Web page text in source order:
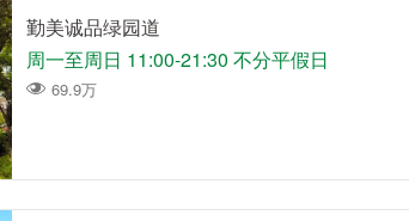
勤美诚品绿园道
周一至周日 11:00-21:30 不分平假日
69.9万